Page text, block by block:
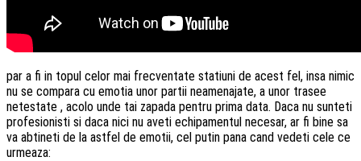
par a fi in topul celor mai frecventate statiuni de acest fel, insa nimic
nu se compara cu emotia unor partii neamenajate, a unor trasee
netestate , acolo unde tai zapada pentru prima data. Daca nu sunteti
profesionisti si daca nici nu aveti echipamentul necesar, ar fi bine sa
va abtineti de la astfel de emotii, cel putin pana cand vedeti cele ce
urmeaza: